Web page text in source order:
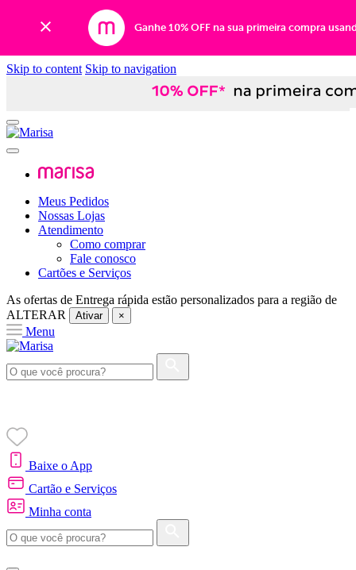
Ganhe 10% OFF na sua primeira compra
Skip to content Skip to navigation
Meus Pedidos
Nossas Lojas
Atendimento
Como comprar
Fale conosco
Cartões e Serviços
As ofertas de Entrega rápida estão personalizados para a região de
ALTERAR
Ativar ×
Menu
Baixe o App
Cartão e Serviços
Minha conta